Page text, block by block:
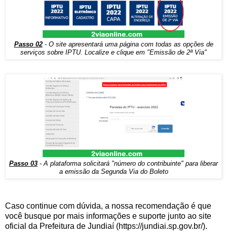
Passo 02- O site apresentará uma página com todas as opções de
serviços sobre IPTU. Localize e clique em "Emissão de 2ª Via"
Passo 03 - A plataforma solicitará "número do contribuinte" para liberar
a emissão da Segunda Via do Boleto
Caso continue com dúvida, a nossa recomendação é que
você busque por mais informações e suporte junto ao site
oficial da Prefeitura de Jundiaí (https://jundiai.sp.gov.br/).